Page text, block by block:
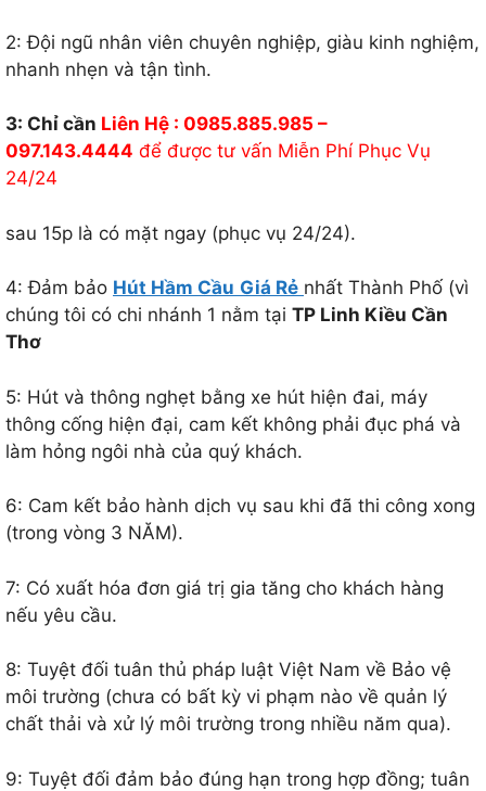
2: Đội ngũ nhân viên chuyên nghiệp, giàu kinh nghiệm,
nhanh nhẹn và tận tình.
3: Chỉ cần Liên Hệ : 0985.885.985 –
097.143.4444 để được tư vấn Miễn Phí Phục Vụ
24/24
sau 15p là có mặt ngay (phục vụ 24/24).
4: Đảm bảo Hút Hầm Cầu Giá Rẻ nhất Thành Phố (vì
chúng tôi có chi nhánh 1 nằm tại TP Linh Kiều Cần
Thơ
5: Hút và thông nghẹt bằng xe hút hiện đai, máy
thông cống hiện đại, cam kết không phải đục phá và
làm hỏng ngôi nhà của quý khách.
6: Cam kết bảo hành dịch vụ sau khi đã thi công xong
(trong vòng 3 NĂM).
7: Có xuất hóa đơn giá trị gia tăng cho khách hàng
nếu yêu cầu.
8: Tuyệt đối tuân thủ pháp luật Việt Nam về Bảo vệ
môi trường (chưa có bất kỳ vi phạm nào về quản lý
chất thải và xử lý môi trường trong nhiều năm qua).
9: Tuyệt đối đảm bảo đúng hạn trong hợp đồng; tuân